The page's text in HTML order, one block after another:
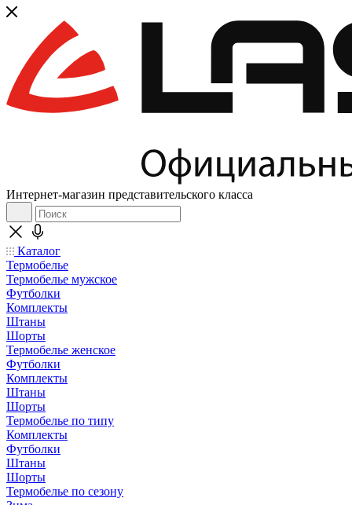
Интернет-магазин представительского класса
Каталог
Термобелье
Термобелье мужское
Футболки
Комплекты
Штаны
Шорты
Термобелье женское
Футболки
Комплекты
Штаны
Шорты
Термобелье по типу
Комплекты
Футболки
Штаны
Шорты
Термобелье по сезону